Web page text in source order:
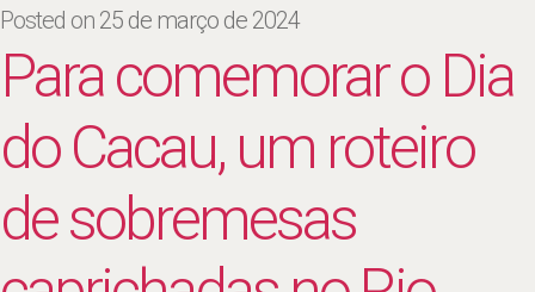
Posted on 25 de março de 2024
Para comemorar o Dia
do Cacau, um roteiro
de sobremesas